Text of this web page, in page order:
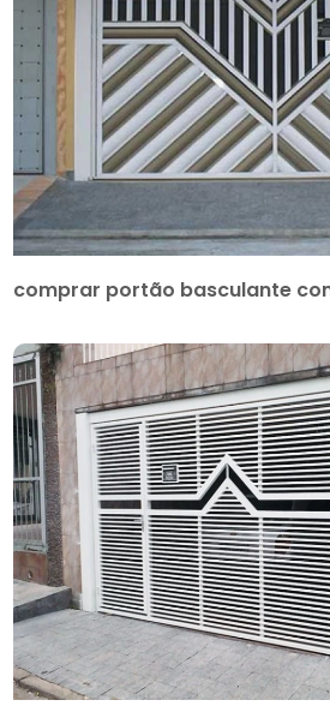
comprar portão basculante